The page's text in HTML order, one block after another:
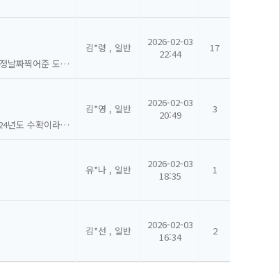
안녕하세요 쌀을받았는데 포장지 인쇄에는 쌀등급이 보통인데 도정날짜찍어준 도장에는 상등급으로 되어있습니다 상등급으로 보면되는건가요?
김*령 , 일반
2026-02-03
22:44
17
찰백미(찹쌀) 큰 상품명에는 25년이라고 써있는데 상품정보에는 24년도 수확이라고 써있어서 문의남겨요 (다른쌀들은 안그런데 찰백미만 상품정보가 달라요)
김*영 , 일반
2026-02-03
20:49
3
유*나 , 일반
2026-02-03
18:35
1
김*선 , 일반
2026-02-03
16:34
2